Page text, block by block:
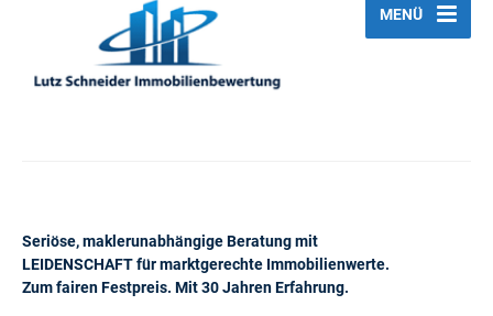
Seriöse, maklerunabhängige Beratung mit
LEIDENSCHAFT für marktgerechte Immobilienwerte.
Zum fairen Festpreis. Mit 30 Jahren Erfahrung.
MENÜ